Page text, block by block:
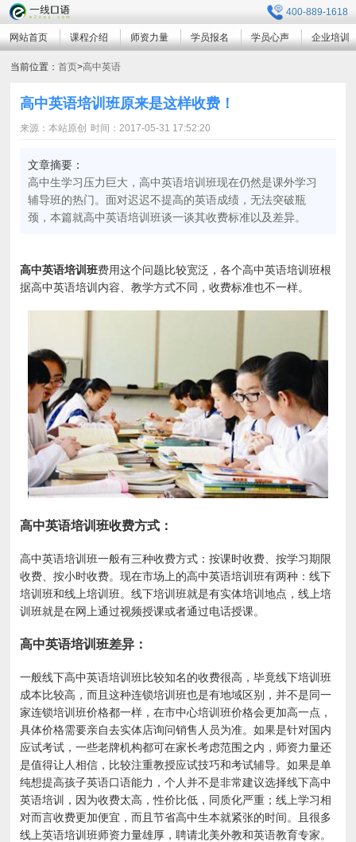
400-889-1618
网站首页 课程介绍 师资力量 学员报名 学员心声 企业培训
当前位置：首页>高中英语
高中英语培训班原来是这样收费！
来源：本站原创 时间：2017-05-31 17:52:20
文章摘要：
高中生学习压力巨大，高中英语培训班现在仍然是课外学习
辅导班的热门。面对迟迟不提高的英语成绩，无法突破瓶
颈，本篇就高中英语培训班谈一谈其收费标准以及差异。
高中英语培训班费用这个问题比较宽泛，各个高中英语培训班根
据高中英语培训内容、教学方式不同，收费标准也不一样。
高中英语培训班收费方式：
高中英语培训班一般有三种收费方式：按课时收费、按学习期限
收费、按小时收费。现在市场上的高中英语培训班有两种：线下
培训班和线上培训班。线下培训班就是有实体培训地点，线上培
训班就是在网上通过视频授课或者通过电话授课。
高中英语培训班差异：
一般线下高中英语培训班比较知名的收费很高，毕竟线下培训班
成本比较高，而且这种连锁培训班也是有地域区别，并不是同一
家连锁培训班价格都一样，在市中心培训班价格会更加高一点，
具体价格需要亲自去实体店询问销售人员为准。如果是针对国内
应试考试，一些老牌机构都可在家长考虑范围之内，师资力量还
是值得让人相信，比较注重教授应试技巧和考试辅导。如果是单
纯想提高孩子英语口语能力，个人并不是非常建议选择线下高中
英语培训，因为收费太高，性价比低，同质化严重；线上学习相
对而言收费更加便宜，而且节省高中生本就紧张的时间。且很多
线上英语培训班师资力量雄厚，聘请北美外教和英语教育专家。